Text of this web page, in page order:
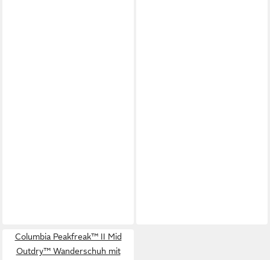
Columbia Peakfreak™ II Mid
Outdry™ Wanderschuh mit